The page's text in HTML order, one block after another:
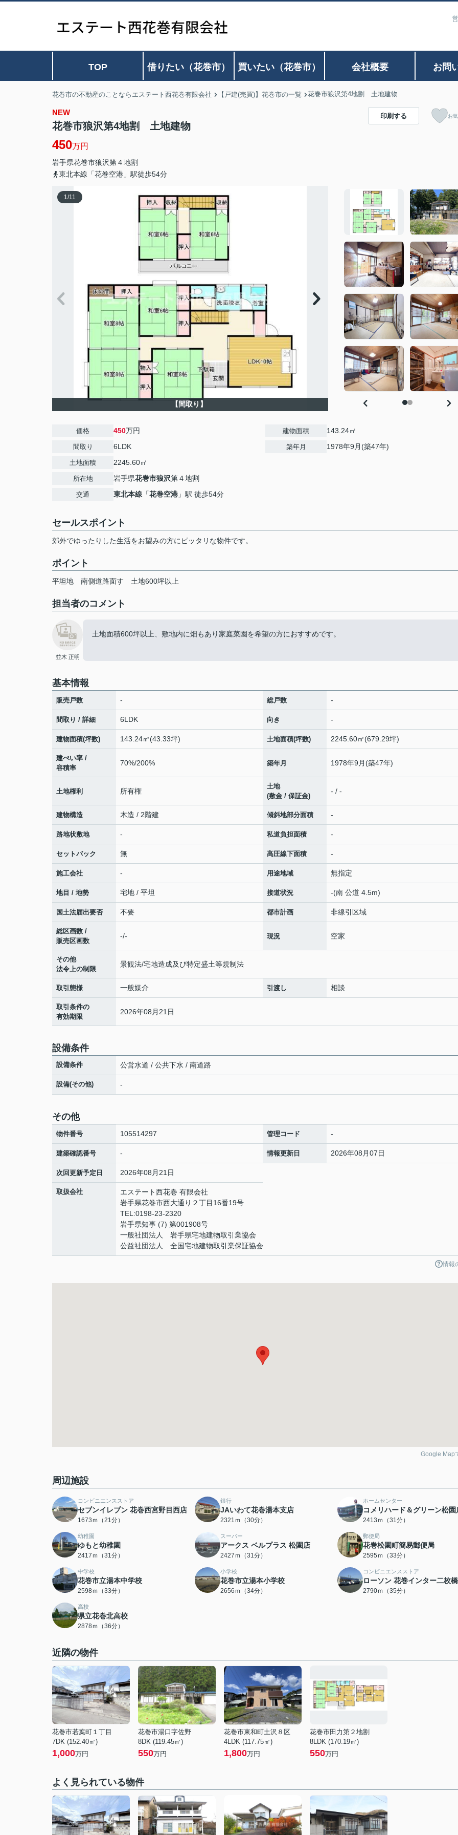
TOP 借りたい（花巻市） 買いたい（花巻市） 会社概要 お問
花巻市の不動産のことならエステート西花巻有限会社 【戸建(売買)】花巻市の一覧 花巻市狼沢第4地割 土地建物
NEW
花巻市狼沢第4地割 土地建物
450万円
岩手県花巻市狼沢第４地割
東北本線「花巻空港」駅徒歩54分
印刷する お
1/11
【間取り】
価格 450万円
間取り 6LDK
土地面積 2245.60㎡
所在地 岩手県花巻市狼沢第４地割
交通 東北本線 「花巻空港 」駅 徒歩54分
建物面積 143.24㎡
築年月 1978年9月(築47年)
セールスポイント
郊外でゆったりした生活をお望みの方にピッタリな物件です。
ポイント
平坦地 南側道路面す 土地600坪以上
担当者のコメント
並木 正明
土地面積600坪以上、敷地内に畑もあり家庭菜園を希望の方におすすめです。
基本情報
販売戸数 - 総戸数 -
間取り / 詳細 6LDK 向き -
建物面積(坪数) 143.24㎡(43.33坪) 土地面積(坪数) 2245.60㎡(679.29坪)
建ぺい率 /
容積率
70%/200% 築年月 1978年9月(築47年)
土地権利 所有権
土地
(敷金 / 保証金)
- / -
建物構造 木造 / 2階建 傾斜地部分面積 -
路地状敷地 - 私道負担面積 -
セットバック 無 高圧線下面積 -
施工会社 - 用途地域 無指定
地目 / 地勢 宅地 / 平坦 接道状況 -(南 公道 4.5m)
国土法届出要否 不要 都市計画 非線引区域
総区画数 /
販売区画数
-/- 現況 空家
その他
法令上の制限
景観法/宅地造成及び特定盛土等規制法
取引態様 一般媒介 引渡し 相談
取引条件の
有効期限
2026年08月21日
設備条件
設備条件 公営水道 / 公共下水 / 南道路
設備(その他) -
その他
物件番号 105514297 管理コード -
建築確認番号 - 情報更新日 2026年08月07日
次回更新予定日 2026年08月21日
取扱会社
エステート西花巻 有限会社
岩手県花巻市西大通り２丁目16番19号
TEL:0198-23-2320
岩手県知事 (7) 第001908号
一般社団法人 岩手県宅地建物取引業協会
公益社団法人 全国宅地建物取引業保証協会
情報
Google Map
周辺施設
コンビニエンスストア
セブンイレブン 花巻西宮野目西店
1673ｍ（21分）
銀行
JAいわて花巻湯本支店
2321ｍ（30分）
ホームセンター
コメリハード＆グリーン松園
2413ｍ（31分）
幼稚園
ゆもと幼稚園
2417ｍ（31分）
スーパー
アークス ベルプラス 松園店
2427ｍ（31分）
郵便局
花巻松園町簡易郵便局
2595ｍ（33分）
中学校
花巻市立湯本中学校
2598ｍ（33分）
小学校
花巻市立湯本小学校
2656ｍ（34分）
コンビニエンスストア
ローソン 花巻インター二枚橋
2790ｍ（35分）
高校
県立花巻北高校
2878ｍ（36分）
近隣の物件
花巻市若葉町１丁目
7DK (152.40㎡)
1,000万円
花巻市湯口字佐野
8DK (119.45㎡)
550万円
花巻市東和町土沢８区
4LDK (117.75㎡)
1,800万円
花巻市田力第２地割
8LDK (170.19㎡)
550万円
よく見られている物件